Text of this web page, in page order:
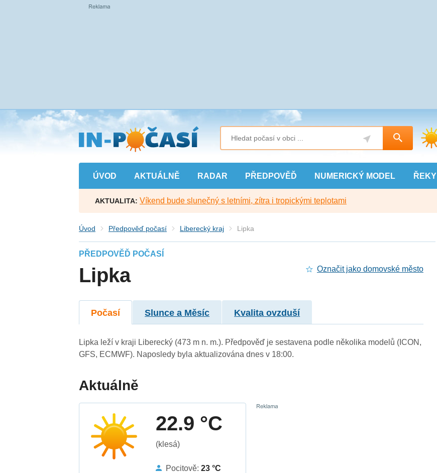
Přejít
na
hlavní
obsah
ÚVOD AKTUÁLNĚ RADAR PŘEDPOVĚĎ NUMERICKÝ MODEL ŘEKY
AKTUALITA: Víkend bude slunečný s letními, zítra i tropickými teplotami
Úvod Předpověď počasí Liberecký kraj Lipka
PŘEDPOVĚĎ POČASÍ
Lipka Označit jako domovské město
Počasí Slunce a Měsíc Kvalita ovzduší
Lipka leží v kraji Liberecký (473 m n. m.). Předpověď je sestavena podle několika modelů (ICON,
GFS, ECMWF). Naposledy byla aktualizována dnes v 18:00.
Aktuálně
22.9 °C
(klesá)
Pocitově:23 °C